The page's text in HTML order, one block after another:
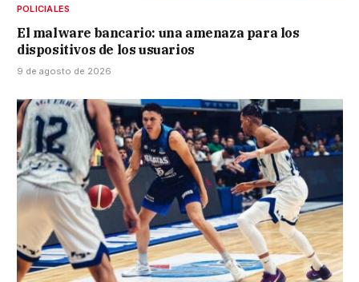
POLICIALES
El malware bancario: una amenaza para los
dispositivos de los usuarios
9 de agosto de 2026